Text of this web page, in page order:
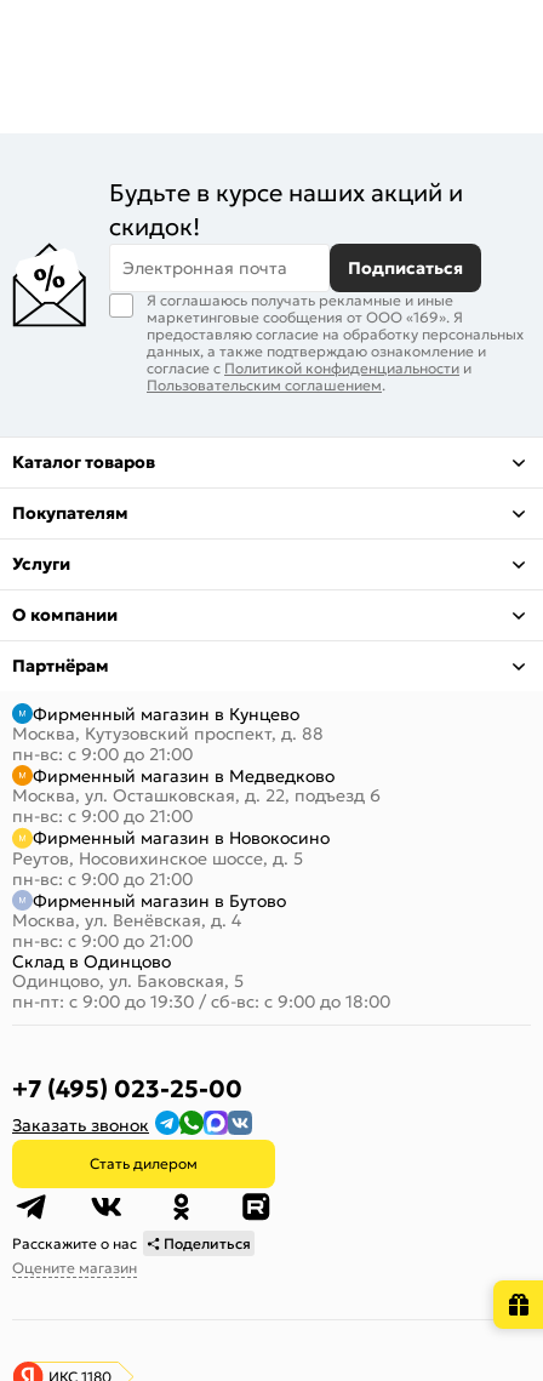
Будьте в курсе наших акций и
скидок!
Электронная почта Подписаться
Я соглашаюсь получать рекламные и иные
маркетинговые сообщения от ООО «169». Я
предоставляю согласие на обработку персональных
данных, а также подтверждаю ознакомление и
согласие с Политикой конфиденциальности и
Пользовательским соглашением.
Каталог товаров
Покупателям
Услуги
О компании
Партнёрам
Фирменный магазин в Кунцево
Москва, Кутузовский проспект, д. 88
пн-вс: с 9:00 до 21:00
Фирменный магазин в Медведково
Москва, ул. Осташковская, д. 22, подъезд 6
пн-вс: с 9:00 до 21:00
Фирменный магазин в Новокосино
Реутов, Носовихинское шоссе, д. 5
пн-вс: с 9:00 до 21:00
Фирменный магазин в Бутово
Москва, ул. Венёвская, д. 4
пн-вс: с 9:00 до 21:00
Склад в Одинцово
Одинцово, ул. Баковская, 5
пн-пт: с 9:00 до 19:30 / сб-вс: с 9:00 до 18:00
+7 (495) 023-25-00
Заказать звонок
Стать дилером
Расскажите о нас
Поделиться
Оцените магазин
ИКС 1180